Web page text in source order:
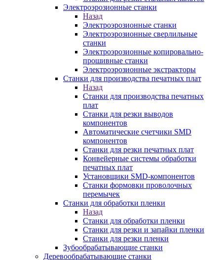
Электроэрозионные станки
Назад
Электроэрозионные станки
Электроэрозионные сверлильные
станки
Электроэрозионные копировально-
прошивные станки
Электроэрозионные экстракторы
Станки для производства печатных плат
Назад
Станки для производства печатных
плат
Станки для резки выводов
компонентов
Автоматические счетчики SMD
компонентов
Станки для резки печатных плат
Конвейерные системы обработки
печатных плат
Установщики SMD-компонентов
Станки формовки проволочных
перемычек
Станки для обработки пленки
Назад
Станки для обработки пленки
Станки для резки и запайки пленки
Станки для резки пленки
Зубообрабатывающие станки
Деревообрабатывающие станки